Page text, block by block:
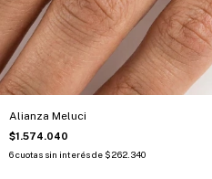
Alianza Meluci
$1.574.040
6cuotas sin interés de $262.340